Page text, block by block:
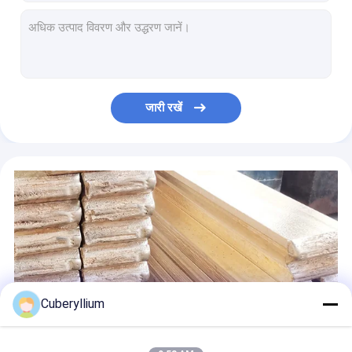
स्प्रिंग कनेक्टर्स के लिए DIN.2.1247 CuBe2 बेरिलियम कॉपर वायर
CuBe2 C17200 Th04 बेरिलियम वायर कॉइल 0.1 मिमी 0.2 मिमी 0.3 मिमी 0.4 मिमी 0.5 मिमी
मिश्र धातु 25 बेरिलियम कॉपर इलेक्ट्रोड वेल्डिंग वायर 0.05 मिमी
CW101C TD01 TB00 C17200 बेरिलियम तार जंग प्रतिरोध के साथ
C17200 Tf00 Th02 बेरिलियम कांस्य स्प्रिंग वायर टेम्पर्ड
जारी रखें
Cuberyllium